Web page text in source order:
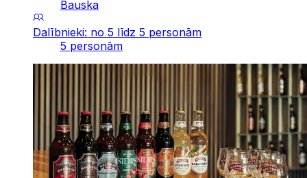
Bauska
Dalībnieki: no 5 līdz 5 personām
5 personām